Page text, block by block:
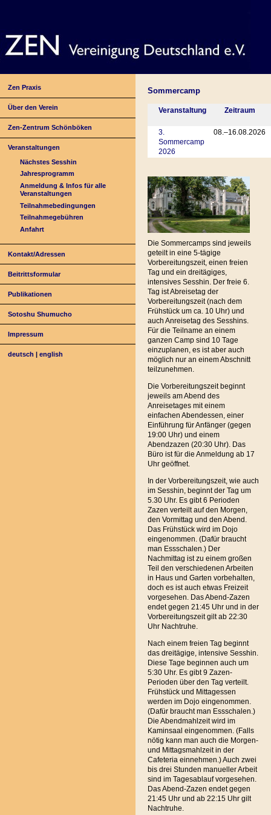
Zen Praxis
Über den Verein
Zen-Zentrum Schönböken
Veranstaltungen
Nächstes Sesshin
Jahresprogramm
Anmeldung & Infos für alle
Veranstaltungen
Teilnahmebedingungen
Teilnahmegebühren
Anfahrt
Kontakt/Adressen
Beitrittsformular
Publikationen
Sotoshu Shumucho
Impressum
deutsch |english
Sommercamp
Veranstaltung Zeitraum
3.
Sommercamp
2026
08.–16.08.2026
Die Sommercamps sind jeweils
geteilt in eine 5-tägige
Vorbereitungszeit, einen freien
Tag und ein dreitägiges,
intensives Sesshin. Der freie 6.
Tag ist Abreisetag der
Vorbereitungszeit (nach dem
Frühstück um ca. 10 Uhr) und
auch Anreisetag des Sesshins.
Für die Teilname an einem
ganzen Camp sind 10 Tage
einzuplanen, es ist aber auch
möglich nur an einem Abschnitt
teilzunehmen.
Die Vorbereitungszeit beginnt
jeweils am Abend des
Anreisetages mit einem
einfachen Abendessen, einer
Einführung für Anfänger (gegen
19:00 Uhr) und einem
Abendzazen (20:30 Uhr). Das
Büro ist für die Anmeldung ab 17
Uhr geöffnet.
In der Vorbereitungszeit, wie auch
im Sesshin, beginnt der Tag um
5.30 Uhr. Es gibt 6 Perioden
Zazen verteilt auf den Morgen,
den Vormittag und den Abend.
Das Frühstück wird im Dojo
eingenommen. (Dafür braucht
man Essschalen.) Der
Nachmittag ist zu einem großen
Teil den verschiedenen Arbeiten
in Haus und Garten vorbehalten,
doch es ist auch etwas Freizeit
vorgesehen. Das Abend-Zazen
endet gegen 21:45 Uhr und in der
Vorbereitungszeit gilt ab 22:30
Uhr Nachtruhe.
Nach einem freien Tag beginnt
das dreitägige, intensive Sesshin.
Diese Tage beginnen auch um
5:30 Uhr. Es gibt 9 Zazen-
Perioden über den Tag verteilt.
Frühstück und Mittagessen
werden im Dojo eingenommen.
(Dafür braucht man Essschalen.)
Die Abendmahlzeit wird im
Kaminsaal eingenommen. (Falls
nötig kann man auch die Morgen-
und Mittagsmahlzeit in der
Cafeteria einnehmen.) Auch zwei
bis drei Stunden manueller Arbeit
sind im Tagesablauf vorgesehen.
Das Abend-Zazen endet gegen
21:45 Uhr und ab 22:15 Uhr gilt
Nachtruhe.